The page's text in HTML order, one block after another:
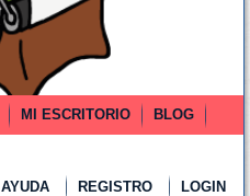
MI ESCRITORIO
BLOG
AYUDA REGISTRO LOGIN